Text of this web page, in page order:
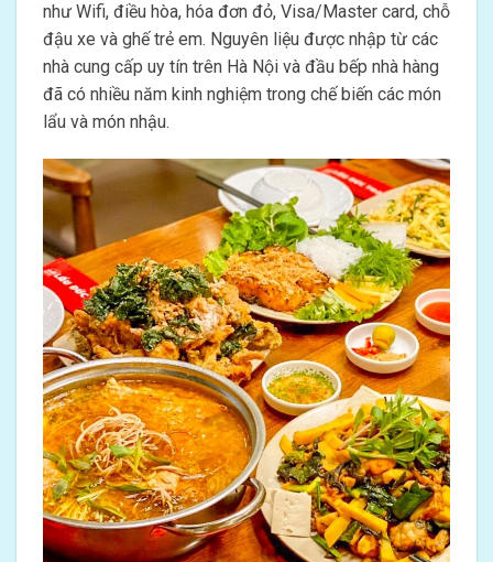
như Wifi, điều hòa, hóa đơn đỏ, Visa/Master card, chỗ
đậu xe và ghế trẻ em. Nguyên liệu được nhập từ các
nhà cung cấp uy tín trên Hà Nội và đầu bếp nhà hàng
đã có nhiều năm kinh nghiệm trong chế biến các món
lẩu và món nhậu.